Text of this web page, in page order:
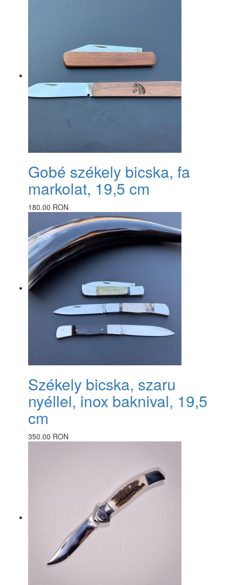
Gobé székely bicska, fa
markolat, 19,5 cm
180.00 RON
Székely bicska, szaru
nyéllel, inox baknival, 19,5
cm
350.00 RON